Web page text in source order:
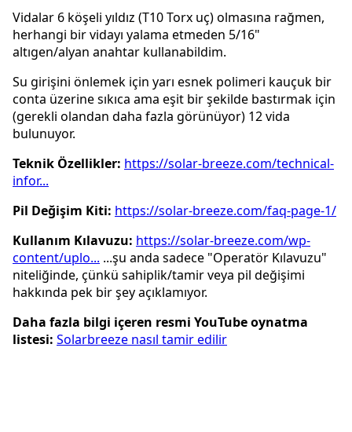
Vidalar 6 köşeli yıldız (T10 Torx uç) olmasına rağmen,
herhangi bir vidayı yalama etmeden 5/16"
altıgen/alyan anahtar kullanabildim.
Su girişini önlemek için yarı esnek polimeri kauçuk bir
conta üzerine sıkıca ama eşit bir şekilde bastırmak için
(gerekli olandan daha fazla görünüyor) 12 vida
bulunuyor.
Teknik Özellikler: https://solar-breeze.com/technical-
infor...
Pil Değişim Kiti: https://solar-breeze.com/faq-page-1/
Kullanım Kılavuzu: https://solar-breeze.com/wp-
content/uplo... ...şu anda sadece "Operatör Kılavuzu"
niteliğinde, çünkü sahiplik/tamir veya pil değişimi
hakkında pek bir şey açıklamıyor.
Daha fazla bilgi içeren resmi YouTube oynatma
listesi: Solarbreeze nasıl tamir edilir